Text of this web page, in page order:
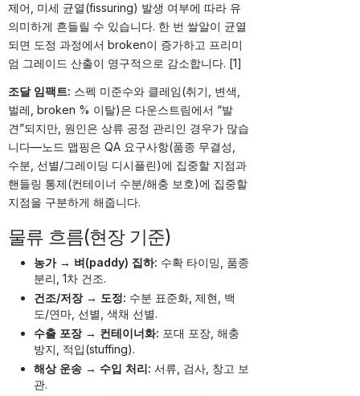
제어, 미세 균열(fissuring) 발생 여부에 따라 유
의미하게 흔들릴 수 있습니다. 한 번 쌀알이 균열
되면 도정 과정에서 broken이 증가하고 프리미
엄 그레이드 산출이 영구적으로 감소합니다. [1]
조달 임팩트: 스펙 미준수와 클레임(취기, 변색,
벌레, broken % 이탈)은 다운스트림에서 “발
견”되지만, 원인은 상류 공정 관리인 경우가 많습
니다—노드 맵핑은 QA 요구사항(품종 무결성,
수분, 선별/그레이딩 디시플린)에 집중할 지점과
핸들링 통제(컨테이너 수분/해충 보호)에 집중할
지점을 구분하게 해줍니다.
물류 흐름(현장 기준)
농가 → 벼(paddy) 집하: 수확 타이밍, 품종
분리, 1차 건조.
건조/저장 → 도정: 수분 표준화, 제현, 백
도/연마, 선별, 색채 선별.
수출 포장 → 컨테이너화: 포대 포장, 해충
방지, 적입(stuffing).
해상 운송 → 수입 처리: 서류, 검사, 창고 보
관.